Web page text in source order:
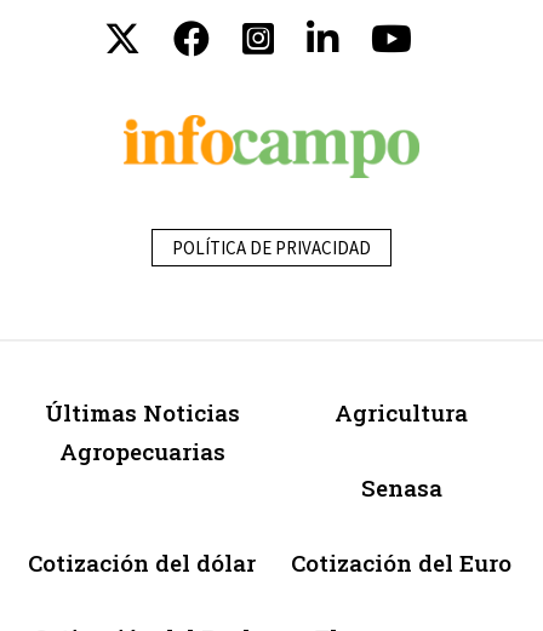
POLÍTICA DE PRIVACIDAD
Últimas Noticias
Agropecuarias
Agricultura
Senasa
Cotización del dólar Cotización del Euro